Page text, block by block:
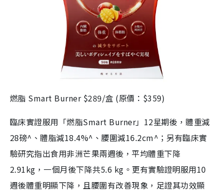
燃脂 Smart Burner $289/盒 (原價：$359)
臨床實證服用「燃脂Smart Burner」12星期後，體重減
28磅^、體脂減18.4%^、腰圍減16.2cm^；另有臨床實
驗研究指出食用非洲芒果兩週後，平均體重下降
2.91kg，一個月後下降共5.6 kg。更有實驗證明服用10
週後體重明顯下降，且腰圍有改善現象，足證其功效顯